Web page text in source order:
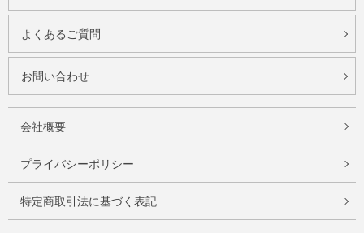
よくあるご質問
お問い合わせ
会社概要
プライバシーポリシー
特定商取引法に基づく表記